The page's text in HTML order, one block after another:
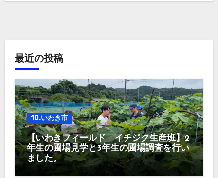
最近の投稿
10.いわき市
【いわきフィールド イチジク生産班】2
年生の圃場見学と3年生の圃場調査を行い
ました。